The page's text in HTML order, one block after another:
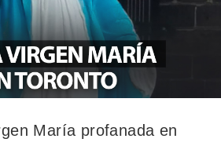
SW
Pals
Prayer
María profanada en